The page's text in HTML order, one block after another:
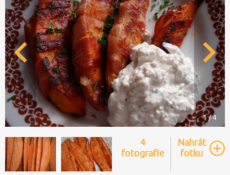
1 / 4
4
fotografie
Nahrát
fotku